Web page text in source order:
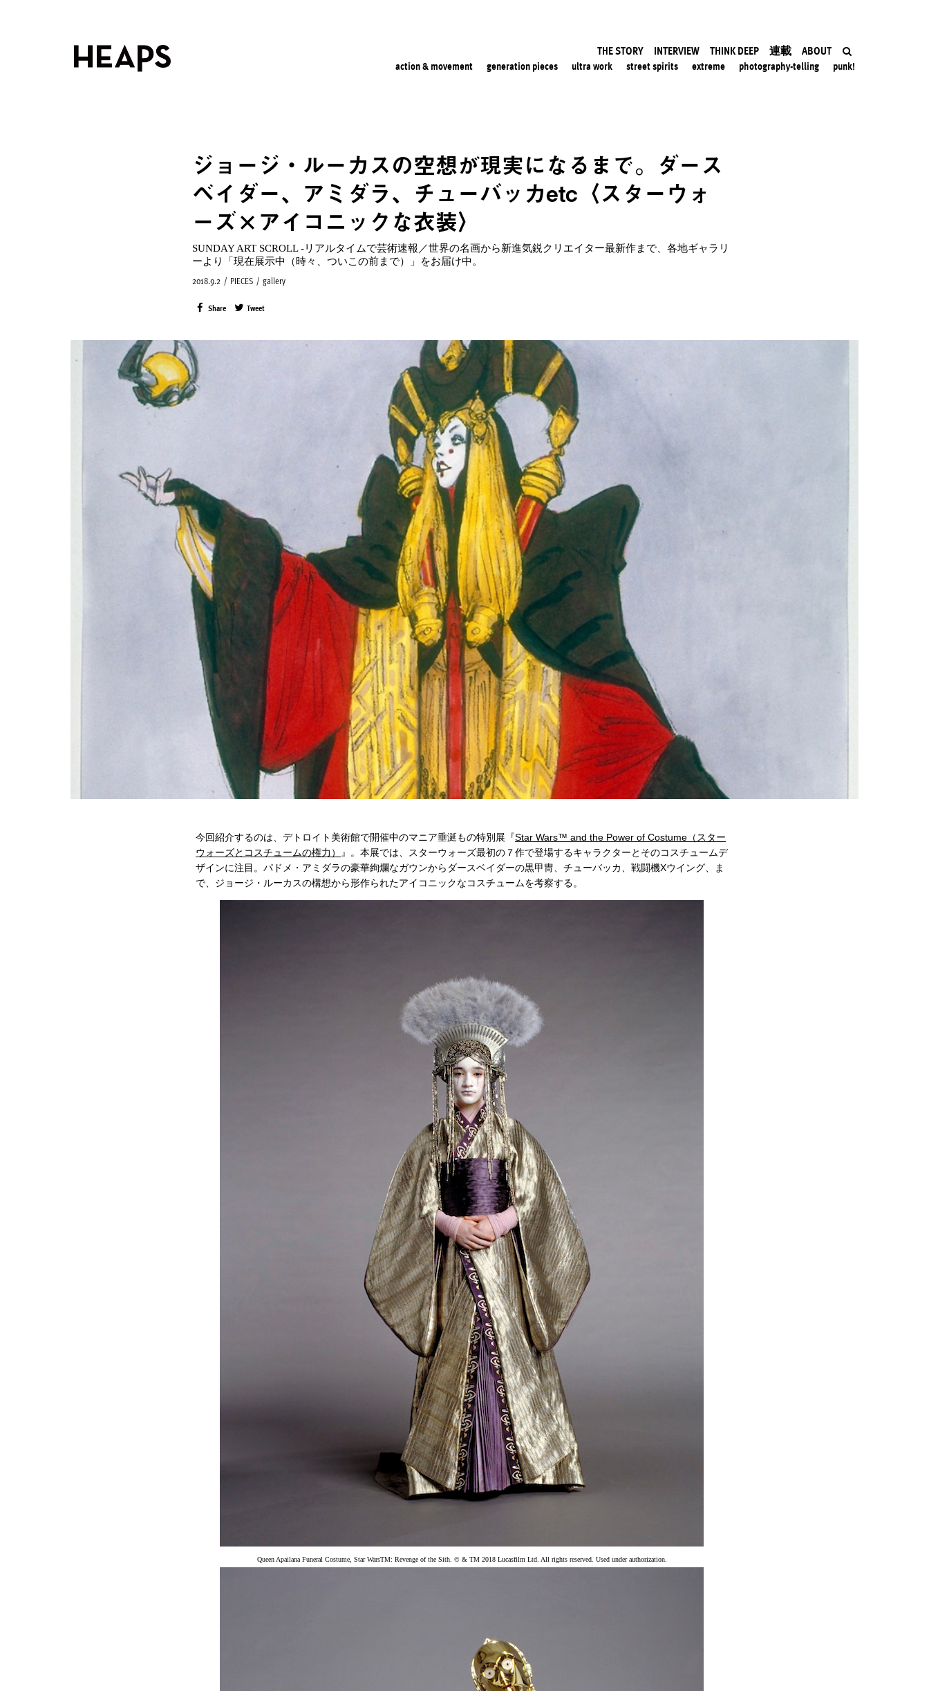
THE STORY INTERVIEW THINK DEEP 連載 ABOUT
action & movement generation pieces ultra work street spirits extreme photography-telling punk!
ジョージ・ルーカスの空想が現実になるまで。ダース
ベイダー、アミダラ、チューバッカetc〈スターウォ
ーズ×アイコニックな衣装〉
SUNDAY ART SCROLL -リアルタイムで芸術速報／世界の名画から新進気鋭クリエイター最新作まで、各地ギャラリ
ーより「現在展示中（時々、ついこの前まで）」をお届け中。
2018.9.2 / PIECES / gallery
Share Tweet
今回紹介するのは、デトロイト美術館で開催中のマニア垂涎もの特別展『Star Wars™ and the Power of Costume（スター
ウォーズとコスチュームの権力）
』。本展では、スターウォーズ最初の７作で登場するキャラクターとそのコスチュームデ
ザインに注目。パドメ・アミダラの豪華絢爛なガウンからダースベイダーの黒甲冑、チューバッカ、戦闘機Xウイング、ま
で、ジョージ・ルーカスの構想から形作られたアイコニックなコスチュームを考察する。
Queen Apailana Funeral Costume, Star WarsTM: Revenge of the Sith. © & TM 2018 Lucasfilm Ltd. All rights reserved. Used under authorization.